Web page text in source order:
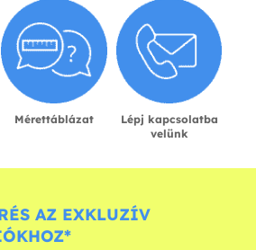
Mérettáblázat
Lépj kapcsolatba
velünk
AZ EXKLUZÍV